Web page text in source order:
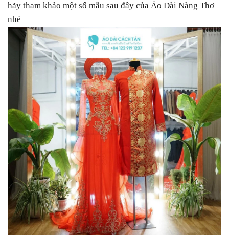
hãy tham khảo một số mẫu sau đây của Áo Dài Nàng Thơ
nhé